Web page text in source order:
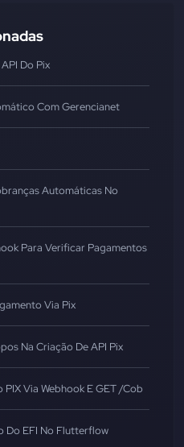
Do Pix
Com Gerencianet
Automáticas No
Para Verificar Pagamentos
Via Pix
Na Criação De API Pix
PIX Via Webhook E GET /cob
Do EFI No Flutterflow